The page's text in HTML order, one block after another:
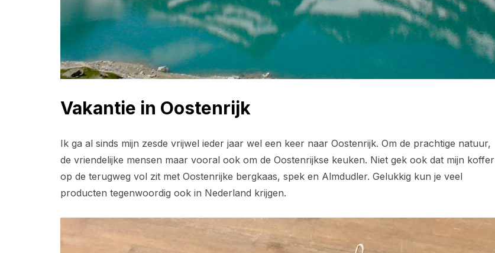
Vakantie in Oostenrijk
Ik ga al sinds mijn zesde vrijwel ieder jaar wel een keer naar Oostenrijk. Om de prachtige natuur,
de vriendelijke mensen maar vooral ook om de Oostenrijkse keuken. Niet gek ook dat mijn koffer
op de terugweg vol zit met Oostenrijke bergkaas, spek en Almdudler. Gelukkig kun je veel
producten tegenwoordig ook in Nederland krijgen.